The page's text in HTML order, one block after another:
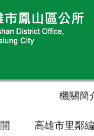
機關簡
高雄市里鄰